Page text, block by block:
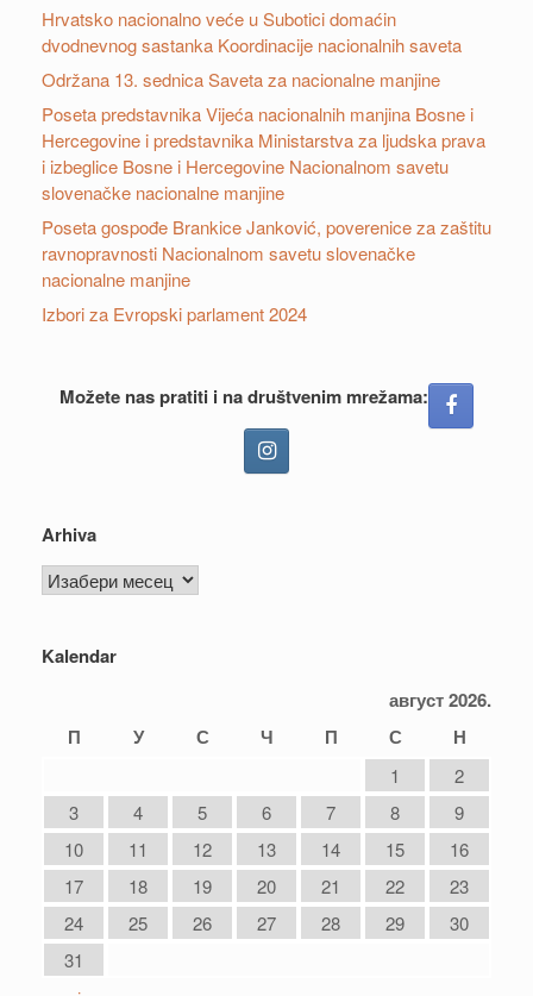
Hrvatsko nacionalno veće u Subotici domaćin
dvodnevnog sastanka Koordinacije nacionalnih saveta
Održana 13. sednica Saveta za nacionalne manjine
Poseta predstavnika Vijeća nacionalnih manjina Bosne i
Hercegovine i predstavnika Ministarstva za ljudska prava
i izbeglice Bosne i Hercegovine Nacionalnom savetu
slovenačke nacionalne manjine
Poseta gospođe Brankice Janković, poverenice za zaštitu
ravnopravnosti Nacionalnom savetu slovenačke
nacionalne manjine
Izbori za Evropski parlament 2024
Možete nas pratiti i na društvenim mrežama:
Arhiva
Arhiva
Kalendar
август 2026.
П
У С Ч П С Н
1
2
3
4 5 6 7 8
9
10
11 12 13 14 15
16
17
18 19 20 21 22
23
24
25 26 27 28 29
30
31